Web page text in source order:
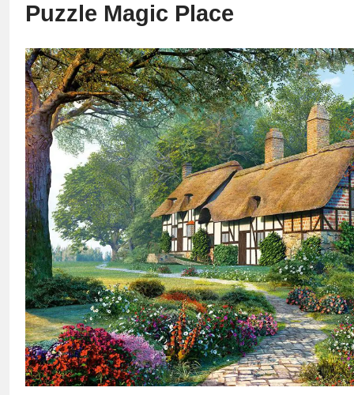
Puzzle Magic Place